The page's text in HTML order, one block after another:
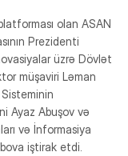
olan ASAN
Prezidenti
üzrə Dövlət
müşaviri Ləman
Ayaz Abuşov və
və İnformasiya
iştirak etdi.